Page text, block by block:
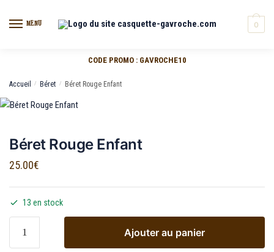
MENU 0
CODE PROMO : GAVROCHE10
Accueil / Béret / Béret Rouge Enfant
Béret Rouge Enfant
25.00€
13 en stock
Ajouter au panier